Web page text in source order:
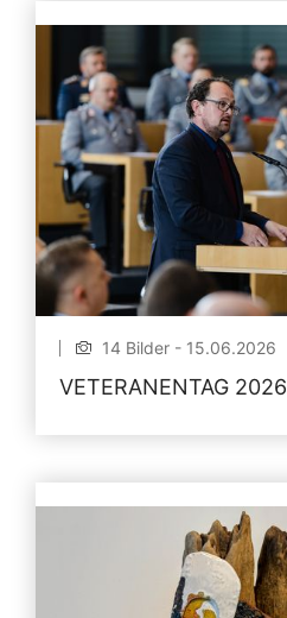
14 Bilder - 15.06.2026
VETERANENTAG 2026